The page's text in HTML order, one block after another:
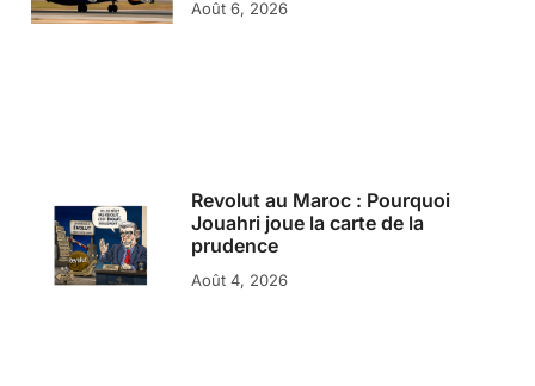
Août 6, 2026
Revolut au Maroc : Pourquoi
Jouahri joue la carte de la
prudence
Août 4, 2026